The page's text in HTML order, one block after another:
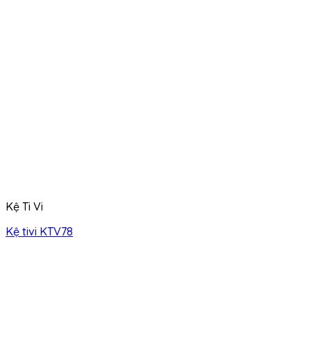
Kệ Ti Vi
Kệ tivi KTV78